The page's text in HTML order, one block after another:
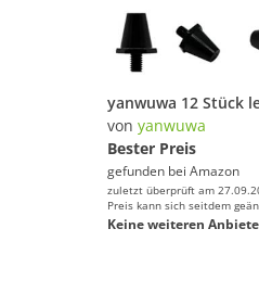
von yanwuwa
Bester Preis
gefunden bei Amazon
zuletzt überprüft am
Preis kann sich seitdem
Keine weiteren